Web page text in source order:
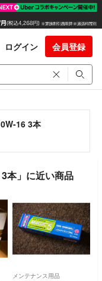
ログイン 会員登録
16 3本
本」に近い商品
メンテナンス用品